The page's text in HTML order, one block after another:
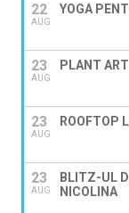
22
AUG
YOGA
23
AUG
PLANT ART
23
AUG
ROOFTOP
23
AUG
BLITZ-UL
NICOLINA